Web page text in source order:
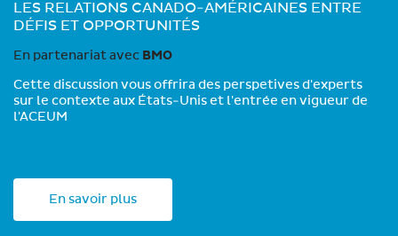
LES RELATIONS CANADO-AMÉRICAINES ENTRE
DÉFIS ET OPPORTUNITÉS
En partenariat avec BMO
Cette discussion vous offrira des perspetives d'experts
sur le contexte aux États-Unis et l'entrée en vigueur de
l'ACEUM
En savoir plus